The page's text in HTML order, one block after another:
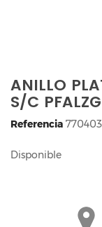
ANILLO
S/C
Referencia 770403
Disponible